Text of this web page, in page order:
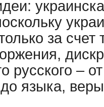
за счет
русского –
языка,